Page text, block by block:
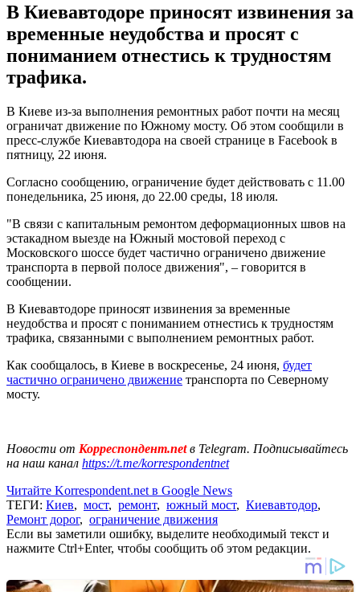
В Киевавтодоре приносят извинения за
временные неудобства и просят с
пониманием отнестись к трудностям
трафика.
В Киеве из-за выполнения ремонтных работ почти на месяц
ограничат движение по Южному мосту. Об этом сообщили в
пресс-службе Киевавтодора на своей странице в Facebook в
пятницу, 22 июня.
Согласно сообщению, ограничение будет действовать с 11.00
понедельника, 25 июня, до 22.00 среды, 18 июля.
"В связи с капитальным ремонтом деформационных швов на
эстакадном выезде на Южный мостовой переход с
Московского шоссе будет частично ограничено движение
транспорта в первой полосе движения", – говорится в
сообщении.
В Киевавтодоре приносят извинения за временные
неудобства и просят с пониманием отнестись к трудностям
трафика, связанными с выполнением ремонтных работ.
Как сообщалось, в Киеве в воскресенье, 24 июня, будет
частично ограничено движение транспорта по Северному
мосту.
Новости от Корреспондент.netв Telegram. Подписывайтесь
на наш канал https://t.me/korrespondentnet
Читайте Korrespondent.net в Google News
ТЕГИ: Киев, мост, ремонт, южный мост, Киевавтодор,
Ремонт дорог, ограничение движения
Если вы заметили ошибку, выделите необходимый текст и
нажмите Ctrl+Enter, чтобы сообщить об этом редакции.